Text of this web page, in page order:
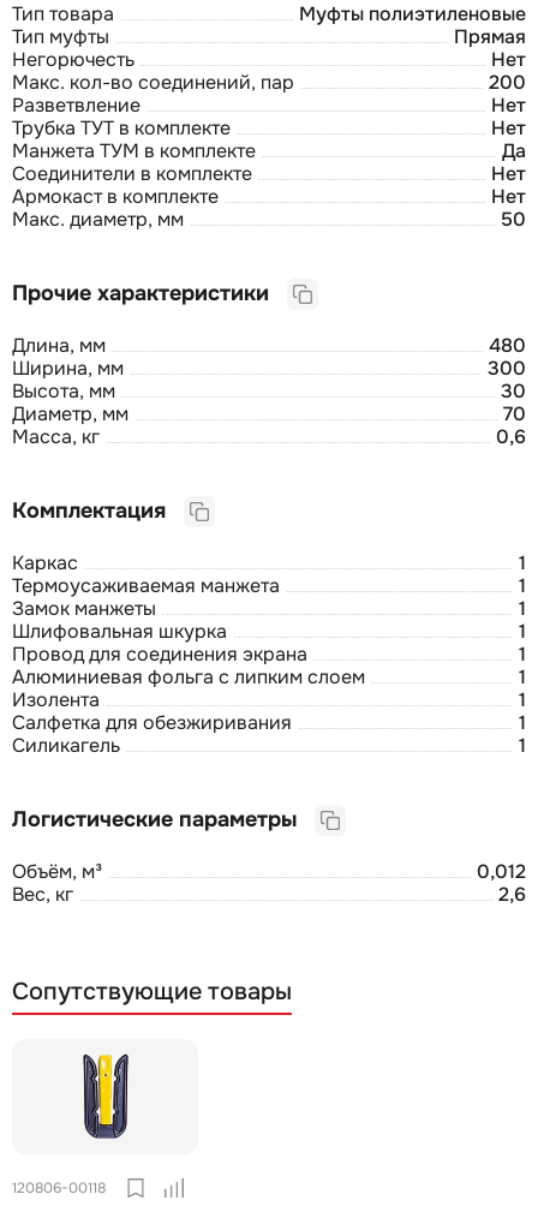
Тип товара
Муфты полиэтиленовые
Тип муфты
Прямая
Негорючесть
Нет
Макс. кол-во соединений, пар
200
Разветвление
Нет
Трубка ТУТ в комплекте
Нет
Манжета ТУМ в комплекте
Да
Соединители в комплекте
Нет
Армокаст в комплекте
Нет
Макс. диаметр, мм
50
Прочие характеристики
Длина, мм
480
Ширина, мм
300
Высота, мм
30
Диаметр, мм
70
Масса, кг
0,6
Комплектация
Каркас
1
Термоусаживаемая манжета
1
Замок манжеты
1
Шлифовальная шкурка
1
Провод для соединения экрана
1
Алюминиевая фольга с липким слоем
1
Изолента
1
Салфетка для обезжиривания
1
Силикагель
1
Логистические параметры
Объём, м³
0,012
Вес, кг
2,6
Сопутствующие товары
120806-00118